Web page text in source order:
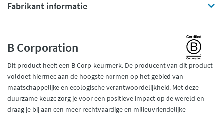
Fabrikant informatie
B Corporation
Dit product heeft een B Corp-keurmerk. De producent van dit product
voldoet hiermee aan de hoogste normen op het gebied van
maatschappelijke en ecologische verantwoordelijkheid. Met deze
duurzame keuze zorg je voor een positieve impact op de wereld en
draag je bij aan een meer rechtvaardige en milieuvriendelijke